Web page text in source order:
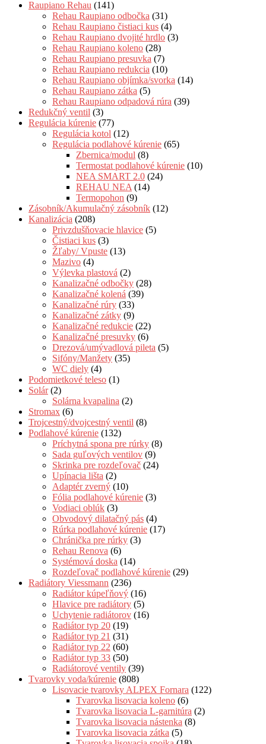
Raupiano Rehau (141)
Rehau Raupiano odbočka (31)
Rehau Raupiano čistiaci kus (4)
Rehau Raupiano dvojité hrdlo (3)
Rehau Raupiano koleno (28)
Rehau Raupiano presuvka (7)
Rehau Raupiano redukcia (10)
Rehau Raupiano objímka/svorka (14)
Rehau Raupiano zátka (5)
Rehau Raupiano odpadová rúra (39)
Redukčný ventil (3)
Regulácia kúrenie (77)
Regulácia kotol (12)
Regulácia podlahové kúrenie (65)
Zbernica/modul (8)
Termostat podlahové kúrenie (10)
NEA SMART 2.0 (24)
REHAU NEA (14)
Termopohon (9)
Zásobník/Akumulačný zásobník (12)
Kanalizácia (208)
Privzdušňovacie hlavice (5)
Čistiaci kus (3)
Žľaby/ Vpuste (13)
Mazivo (4)
Výlevka plastová (2)
Kanalizačné odbočky (28)
Kanalizačné kolená (39)
Kanalizačné rúry (33)
Kanalizačné zátky (9)
Kanalizačné redukcie (22)
Kanalizačné presuvky (6)
Drezová/umývadlová pileta (5)
Sifóny/Manžety (35)
WC diely (4)
Podomietkové teleso (1)
Solár (2)
Solárna kvapalina (2)
Stromax (6)
Trojcestný/dvojcestný ventil (8)
Podlahové kúrenie (132)
Príchytná spona pre rúrky (8)
Sada guľových ventilov (9)
Skrinka pre rozdeľovač (24)
Upínacia lišta (2)
Adaptér zverný (10)
Fólia podlahové kúrenie (3)
Vodiaci oblúk (3)
Obvodový dilatačný pás (4)
Rúrka podlahové kúrenie (17)
Chránička pre rúrky (3)
Rehau Renova (6)
Systémová doska (14)
Rozdeľovač podlahové kúrenie (29)
Radiátory Viessmann (236)
Radiátor kúpeľňový (16)
Hlavice pre radiátory (5)
Uchytenie radiátorov (16)
Radiátor typ 20 (19)
Radiátor typ 21 (31)
Radiátor typ 22 (60)
Radiátor typ 33 (50)
Radiátorové ventily (39)
Tvarovky voda/kúrenie (808)
Lisovacie tvarovky ALPEX Fornara (122)
Tvarovka lisovacia koleno (6)
Tvarovka lisovacia L-garnitúra (2)
Tvarovka lisovacia nástenka (8)
Tvarovka lisovacia zátka (5)